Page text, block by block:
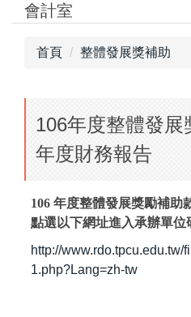
會計室
首頁 整體發展獎補助
106年度整體發展
年度財務報告
106 年度整體發展獎勵補助
點選以下網址進入承辦單位
http://www.rdo.tpcu.edu.tw/
1.php?Lang=zh-tw